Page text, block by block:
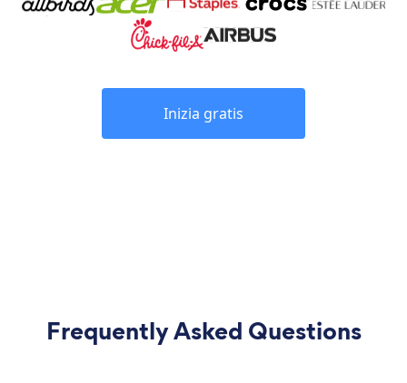
Inizia gratis
Frequently Asked Questions